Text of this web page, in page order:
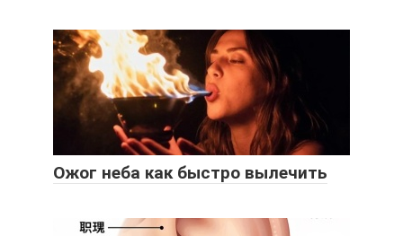
Ожог неба как быстро вылечить